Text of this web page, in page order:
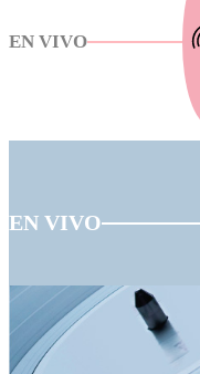
EN VIVO
EN VIVO